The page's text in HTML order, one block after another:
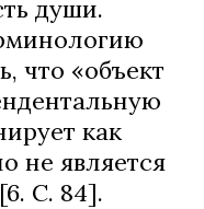
души.
что «объект
как
не является
С. 84].